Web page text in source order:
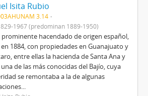
Isita Rubio
3.14
1967 (predominan 1889-1950)
prominente hacendado de origen español,
1884, con propiedades en Guanajuato y
entre ellas la hacienda de Santa Ana y
de las más conocidas del Bajío, cuya
se remontaba a la de algunas